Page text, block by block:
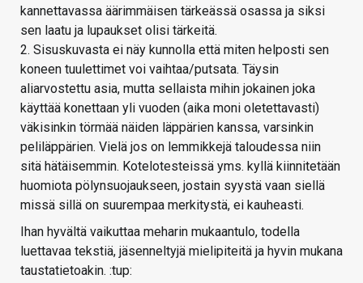
kannettavassa äärimmäisen tärkeässä osassa ja siksi
sen laatu ja lupaukset olisi tärkeitä.
2. Sisuskuvasta ei näy kunnolla että miten helposti sen
koneen tuulettimet voi vaihtaa/putsata. Täysin
aliarvostettu asia, mutta sellaista mihin jokainen joka
käyttää konettaan yli vuoden (aika moni oletettavasti)
väkisinkin törmää näiden läppärien kanssa, varsinkin
peliläppärien. Vielä jos on lemmikkejä taloudessa niin
sitä hätäisemmin. Kotelotesteissä yms. kyllä kiinnitetään
huomiota pölynsuojaukseen, jostain syystä vaan siellä
missä sillä on suurempaa merkitystä, ei kauheasti.
Ihan hyvältä vaikuttaa meharin mukaantulo, todella
luettavaa tekstiä, jäsenneltyjä mielipiteitä ja hyvin mukana
taustatietoakin. :tup: